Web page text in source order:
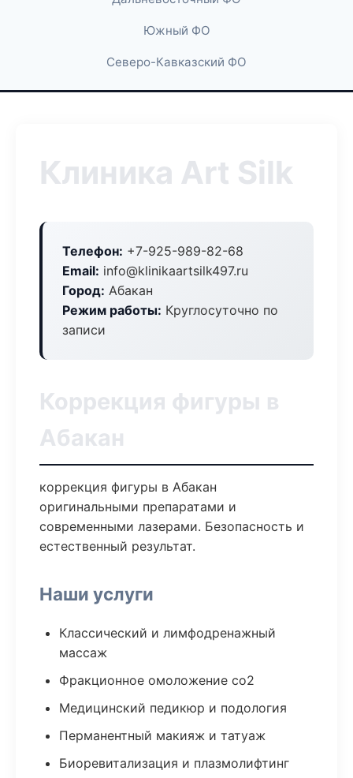
Южный ФО
Северо-Кавказский ФО
Клиника Art Silk
Телефон: +7-925-989-82-68
Email: info@klinikaartsilk497.ru
Город: Абакан
Режим работы: Круглосуточно по
записи
Коррекция фигуры в
Абакан
коррекция фигуры в Абакан
оригинальными препаратами и
современными лазерами. Безопасность и
естественный результат.
Наши услуги
Классический и лимфодренажный
массаж
Фракционное омоложение co2
Медицинский педикюр и подология
Перманентный макияж и татуаж
Биоревитализация и плазмолифтинг